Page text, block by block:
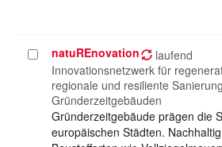
Projekt
auswählen
natuREnovation laufend
Innovationsnetzwerk für
regionale und resiliente
Gründerzeitgebäuden
Gründerzeitgebäude prägen die
europäischen Städten.